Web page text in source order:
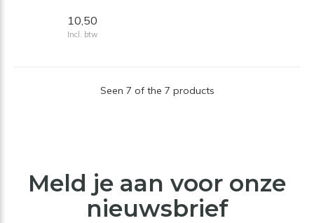
10,50
Incl. btw
Seen 7 of the 7 products
Meld je aan voor onze
nieuwsbrief